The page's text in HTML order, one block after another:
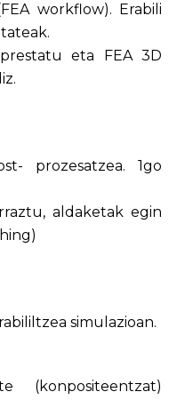
workflow). Erabili
eta FEA 3D
prozesatzea. 1go
aldaketak egin
simulazioan.
(konpositeentzat)